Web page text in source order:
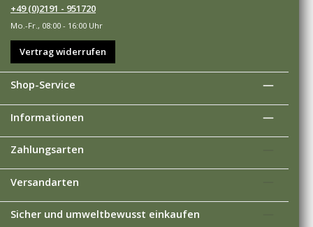
+49 (0)2191 - 951720
Mo.-Fr., 08:00 - 16:00 Uhr
Vertrag widerrufen
Shop-Service
Informationen
Zahlungsarten
Versandarten
Sicher und umweltbewusst einkaufen